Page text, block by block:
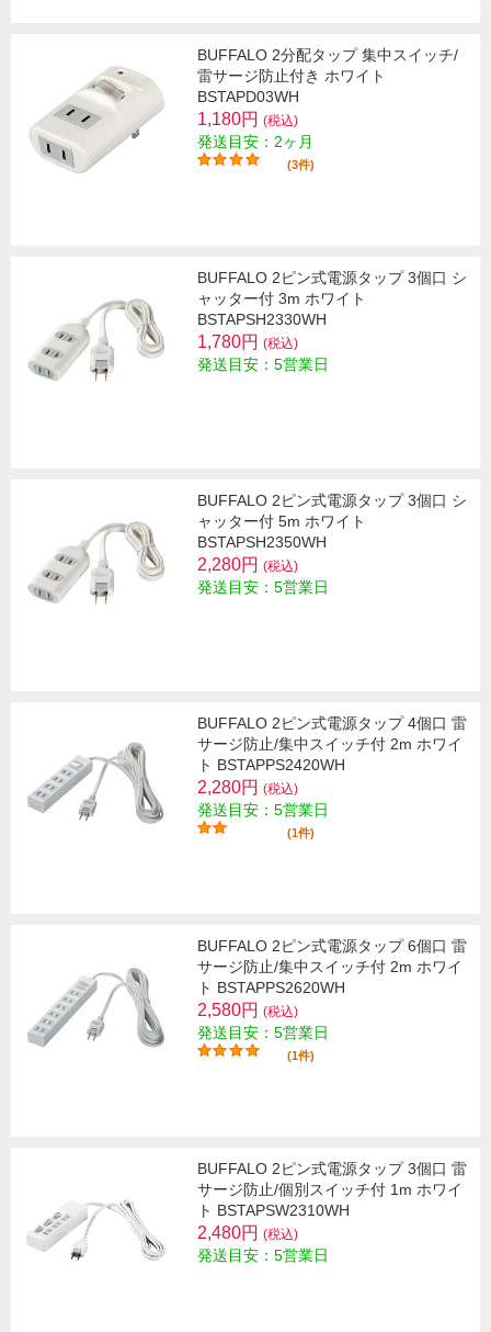
BUFFALO 2分配タップ 集中スイッチ/
雷サージ防止付き ホワイト
BSTAPD03WH
1,180円 (税込)
発送目安：2ヶ月
(3件)
BUFFALO 2ピン式電源タップ 3個口 シ
ャッター付 3m ホワイト
BSTAPSH2330WH
1,780円 (税込)
発送目安：5営業日
BUFFALO 2ピン式電源タップ 3個口 シ
ャッター付 5m ホワイト
BSTAPSH2350WH
2,280円 (税込)
発送目安：5営業日
BUFFALO 2ピン式電源タップ 4個口 雷
サージ防止/集中スイッチ付 2m ホワイ
ト BSTAPPS2420WH
2,280円 (税込)
発送目安：5営業日
(1件)
BUFFALO 2ピン式電源タップ 6個口 雷
サージ防止/集中スイッチ付 2m ホワイ
ト BSTAPPS2620WH
2,580円 (税込)
発送目安：5営業日
(1件)
BUFFALO 2ピン式電源タップ 3個口 雷
サージ防止/個別スイッチ付 1m ホワイ
ト BSTAPSW2310WH
2,480円 (税込)
発送目安：5営業日